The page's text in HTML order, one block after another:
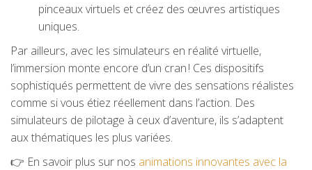
pinceaux virtuels et créez des œuvres artistiques
uniques.
Par ailleurs, avec les simulateurs en réalité virtuelle,
l’immersion monte encore d’un cran ! Ces dispositifs
sophistiqués permettent de vivre des sensations réalistes
comme si vous étiez réellement dans l’action. Des
simulateurs de pilotage à ceux d’aventure, ils s’adaptent
aux thématiques les plus variées.
👉 En savoir plus sur nos animations innovantes avec la